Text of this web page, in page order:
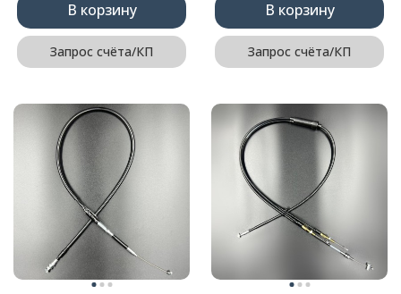
В корзину
Запрос счёта/КП
В корзину
Запрос счёта/КП